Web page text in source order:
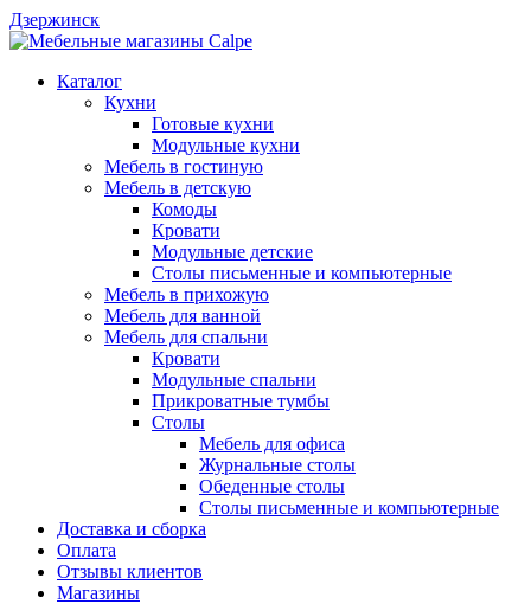
Дзержинск
Каталог
Кухни
Готовые кухни
Модульные кухни
Мебель в гостиную
Мебель в детскую
Комоды
Кровати
Модульные детские
Столы письменные и компьютерные
Мебель в прихожую
Мебель для ванной
Мебель для спальни
Кровати
Модульные спальни
Прикроватные тумбы
Столы
Мебель для офиса
Журнальные столы
Обеденные столы
Столы письменные и компьютерные
Доставка и сборка
Оплата
Отзывы клиентов
Магазины